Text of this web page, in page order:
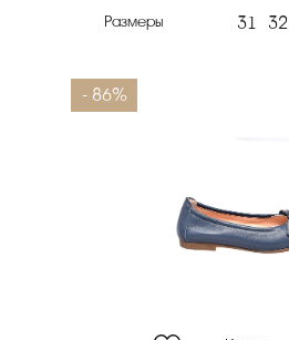
Размеры 31 32
- 86%